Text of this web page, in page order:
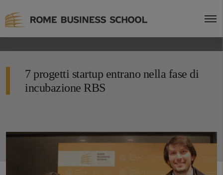
7 progetti startup entrano nella fase di
incubazione RBS